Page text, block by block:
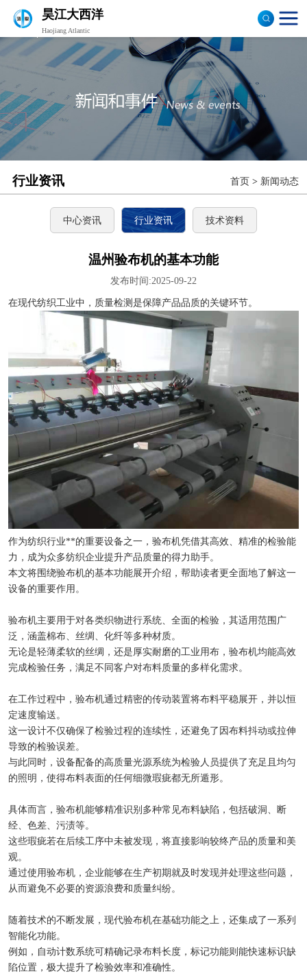
昊江大西洋
Haojiang Atlantic
行业资讯 首页 > 新闻动态
中心资讯 行业资讯 技术资料
温州验布机的基本功能
发布时间:2025-09-22
在现代纺织工业中，质量检测是保障产品品质的关键环节。
作为纺织行业**的重要设备之一，验布机凭借其高效、精准的检验能
力，成为众多纺织企业提升产品质量的得力助手。
本文将围绕验布机的基本功能展开介绍，帮助读者更全面地了解这一
设备的重要作用。
验布机主要用于对各类织物进行系统、全面的检验，其适用范围广
泛，涵盖棉布、丝绸、化纤等多种材质。
无论是轻薄柔软的丝绸，还是厚实耐磨的工业用布，验布机均能高效
完成检验任务，满足不同客户对布料质量的多样化需求。
在工作过程中，验布机通过精密的传动装置将布料平稳展开，并以恒
定速度输送。
这一设计不仅确保了检验过程的连续性，还避免了因布料抖动或拉伸
导致的检验误差。
与此同时，设备配备的高质量光源系统为检验人员提供了充足且均匀
的照明，使得布料表面的任何细微瑕疵都无所遁形。
具体而言，验布机能够精准识别多种常见布料缺陷，包括破洞、断
经、色差、污渍等。
这些瑕疵若在后续工序中未被发现，将直接影响较终产品的质量和美
观。
通过使用验布机，企业能够在生产初期就及时发现并处理这些问题，
从而避免不必要的资源浪费和质量纠纷。
随着技术的不断发展，现代验布机在基础功能之上，还集成了一系列
智能化功能。
例如，自动计数系统可精确记录布料长度，标记功能则能快速标识缺
陷位置，极大提升了检验效率和准确性。
验布机
打卷机
切边机
布匹包装机